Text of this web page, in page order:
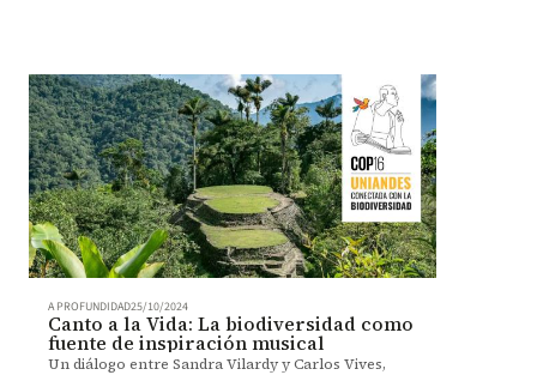
A PROFUNDIDAD25/10/2024
Canto a la Vida: La biodiversidad como
fuente de inspiración musical
Un diálogo entre Sandra Vilardy y Carlos Vives,